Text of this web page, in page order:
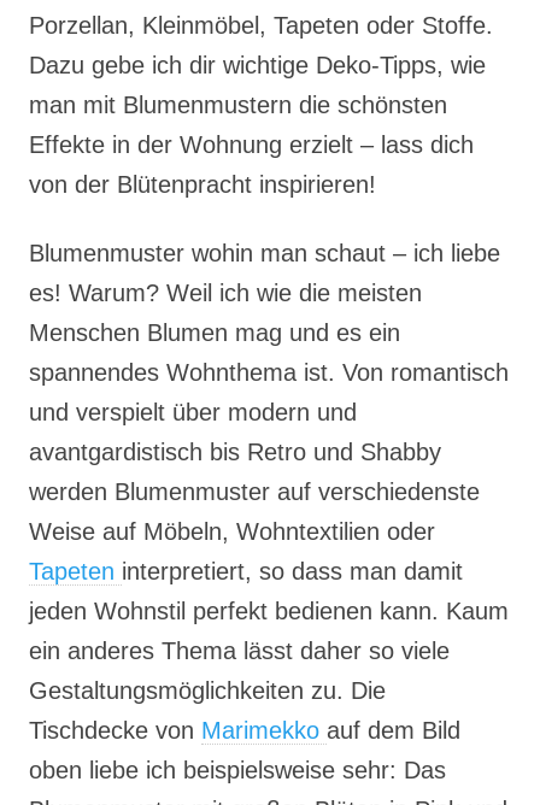
Porzellan, Kleinmöbel, Tapeten oder Stoffe.
Dazu gebe ich dir wichtige Deko-Tipps, wie
man mit Blumenmustern die schönsten
Effekte in der Wohnung erzielt – lass dich
von der Blütenpracht inspirieren!
Blumenmuster wohin man schaut – ich liebe
es! Warum? Weil ich wie die meisten
Menschen Blumen mag und es ein
spannendes Wohnthema ist. Von romantisch
und verspielt über modern und
avantgardistisch bis Retro und Shabby
werden Blumenmuster auf verschiedenste
Weise auf Möbeln, Wohntextilien oder
Tapeten interpretiert, so dass man damit
jeden Wohnstil perfekt bedienen kann. Kaum
ein anderes Thema lässt daher so viele
Gestaltungsmöglichkeiten zu. Die
Tischdecke von Marimekko auf dem Bild
oben liebe ich beispielsweise sehr: Das